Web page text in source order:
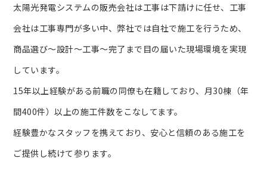
太陽光発電システムの販売会社は工事は下請けに任せ、工事
会社は工事専門が多い中、弊社では自社で施工を行うため、
商品選び～設計～工事～完了まで目の届いた現場環境を実現
しています。
15年以上経験がある前職の同僚も在籍しており、月30棟（年
間400件）以上の施工件数をこなしてます。
経験豊かなスタッフを携えており、安心と信頼のある施工を
ご提供し続けて参ります。